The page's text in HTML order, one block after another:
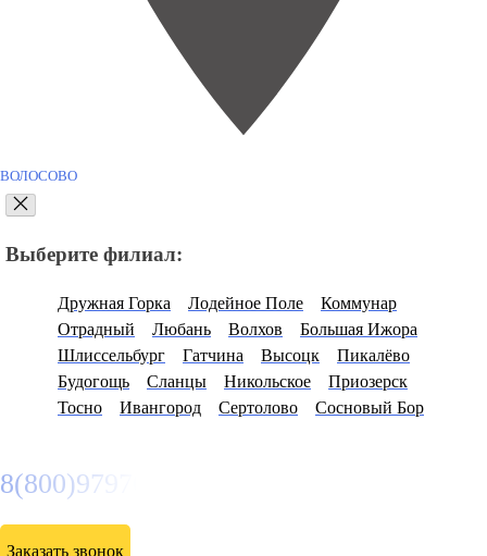
ВОЛОСОВО
Выберите филиал:
Дружная Горка Лодейное Поле
Коммунар
Отрадный
Любань Волхов
Большая Ижора
Шлиссельбург
Гатчина Высоцк
Пикалёво
Будогощь
Сланцы Никольское
Приозерск
Тосно
Ивангород Сертолово Сосновый Бор
8(800)9797043
Заказать звонок